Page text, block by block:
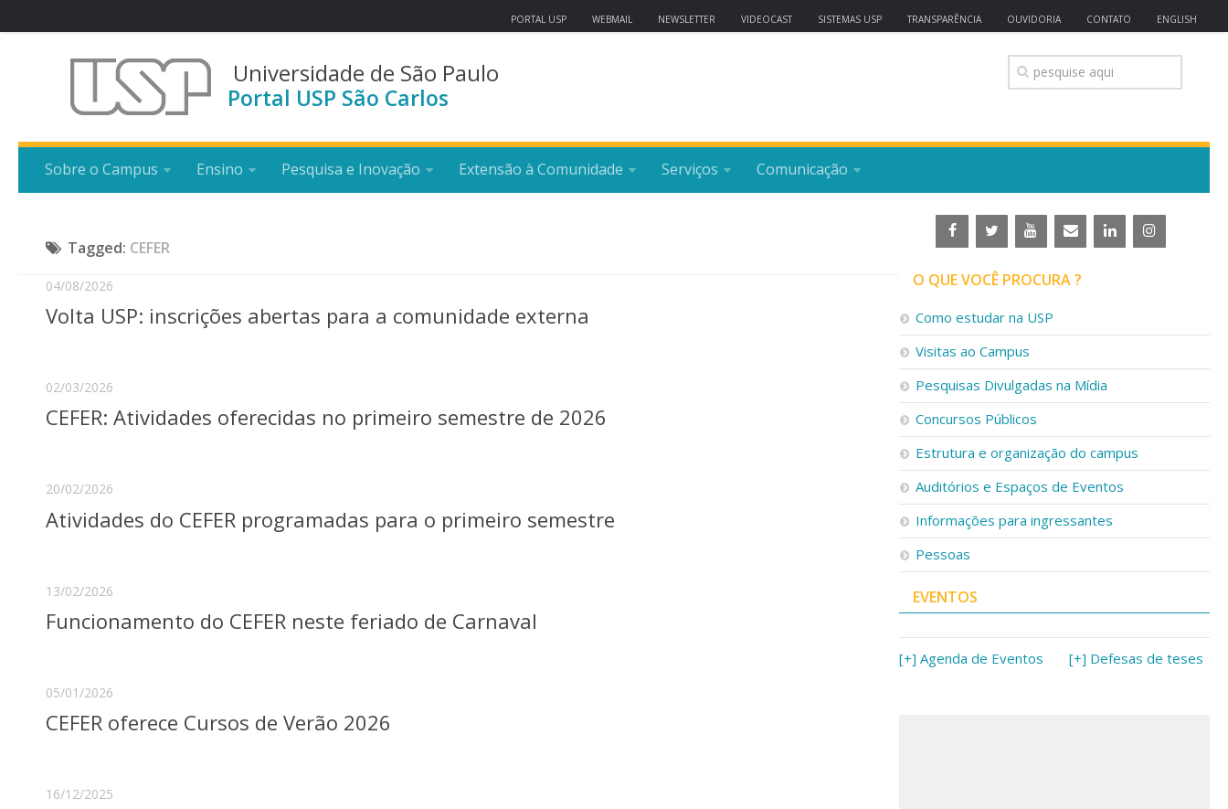
PORTAL USP WEBMAIL NEWSLETTER VIDEOCAST SISTEMAS USP TRANSPARÊNCIA OUVIDORIA CONTATO ENGLISH
Universidade de São Paulo
Portal USP São Carlos
Sobre o Campus Ensino Pesquisa e Inovação Extensão à Comunidade Serviços Comunicação
Tagged: CEFER
04/08/2026
Volta USP: inscrições abertas para a comunidade externa
02/03/2026
CEFER: Atividades oferecidas no primeiro semestre de 2026
20/02/2026
Atividades do CEFER programadas para o primeiro semestre
13/02/2026
Funcionamento do CEFER neste feriado de Carnaval
05/01/2026
CEFER oferece Cursos de Verão 2026
16/12/2025
O QUE VOCÊ PROCURA ?
Como estudar na USP
Visitas ao Campus
Pesquisas Divulgadas na Mídia
Concursos Públicos
Estrutura e organização do campus
Auditórios e Espaços de Eventos
Informações para ingressantes
Pessoas
EVENTOS
[+] Agenda de Eventos [+] Defesas de teses